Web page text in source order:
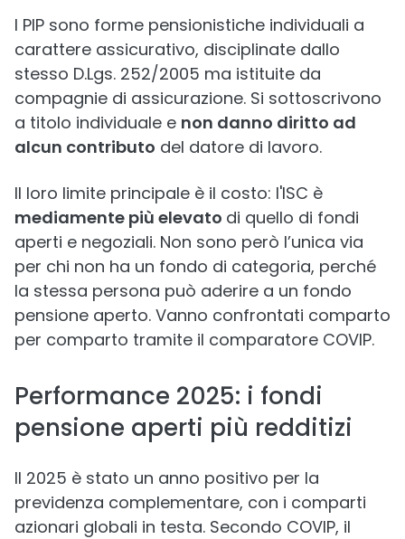
I PIP sono forme pensionistiche individuali a
carattere assicurativo, disciplinate dallo
stesso D.Lgs. 252/2005 ma istituite da
compagnie di assicurazione. Si sottoscrivono
a titolo individuale e non danno diritto ad
alcun contributo del datore di lavoro.
Il loro limite principale è il costo: l'ISC è
mediamente più elevato di quello di fondi
aperti e negoziali. Non sono però l’unica via
per chi non ha un fondo di categoria, perché
la stessa persona può aderire a un fondo
pensione aperto. Vanno confrontati comparto
per comparto tramite il comparatore COVIP.
Performance 2025: i fondi
pensione aperti più redditizi
Il 2025 è stato un anno positivo per la
previdenza complementare, con i comparti
azionari globali in testa. Secondo COVIP, il